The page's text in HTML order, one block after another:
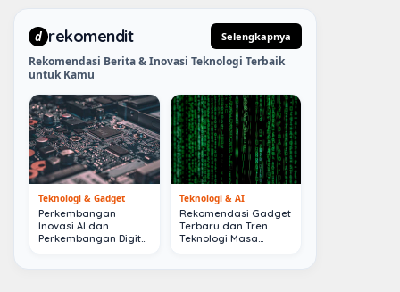
d rekomendit Selengkapnya
Rekomendasi Berita & Inovasi Teknologi Terbaik
untuk Kamu
Teknologi & Gadget
Perkembangan
Inovasi AI dan
Perkembangan Digital
Teknologi & AI
Rekomendasi Gadget
Terbaru dan Tren
Teknologi Masa